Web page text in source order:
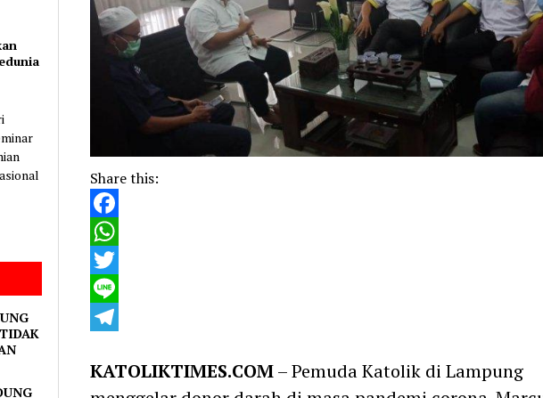
Share this:
Facebook
WhatsApp
Twitter
Line
KATOLIKTIMES.COM– Pemuda Katolik di Lampung